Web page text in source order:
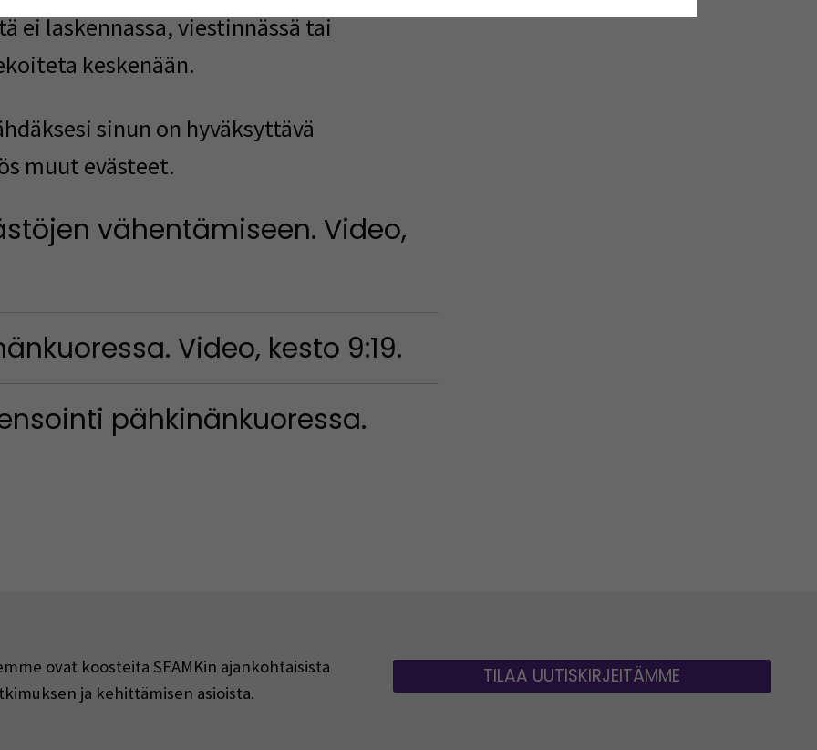
eilaskennassa, viestinnässä tai
keskenään.
sinun on hyväksyttävä
muut evästeet.
vähentämiseen. Video,
Video, kesto 9:19.
pähkinänkuoressa.
ovat koosteita SEAMKin ajankohtaisista
ja kehittämisen asioista.
TILAA UUTISKIRJEITÄMME